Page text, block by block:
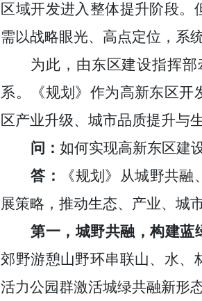
区域开发进入整体提升阶段。
需以战略眼光、高点定位，系
为此，由东区建设指挥
系。《规划》作为高新东区开
区产业升级、城市品质提升与
问：如何实现高新东区建
答：
《规划》从城野共
展策略，推动生态、产业、城
第一，城野共融，构建蓝
郊野游憩山野环串联山、水、
活力公园群激活城绿共融新形